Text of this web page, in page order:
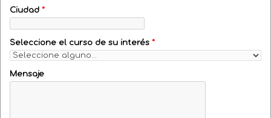
Ciudad *
Seleccione el curso de su interés *
Mensaje